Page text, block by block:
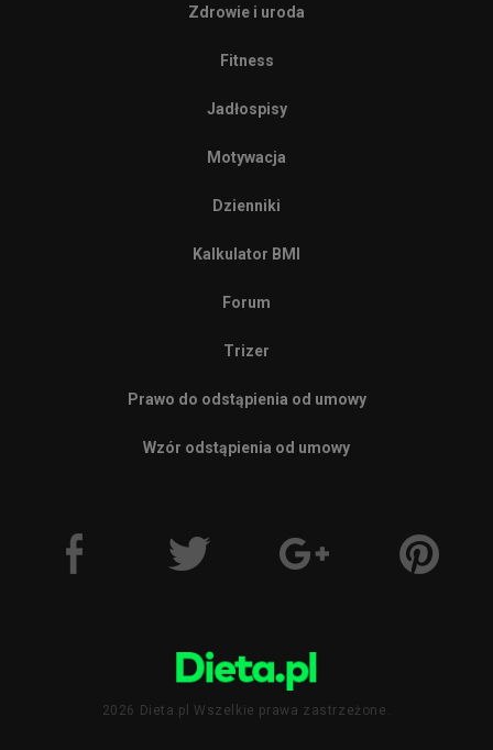
Zdrowie i uroda
Fitness
Jadłospisy
Motywacja
Dzienniki
Kalkulator BMI
Forum
Trizer
Prawo do odstąpienia od umowy
Wzór odstąpienia od umowy
2026 Dieta.pl Wszelkie prawa zastrzeżone.